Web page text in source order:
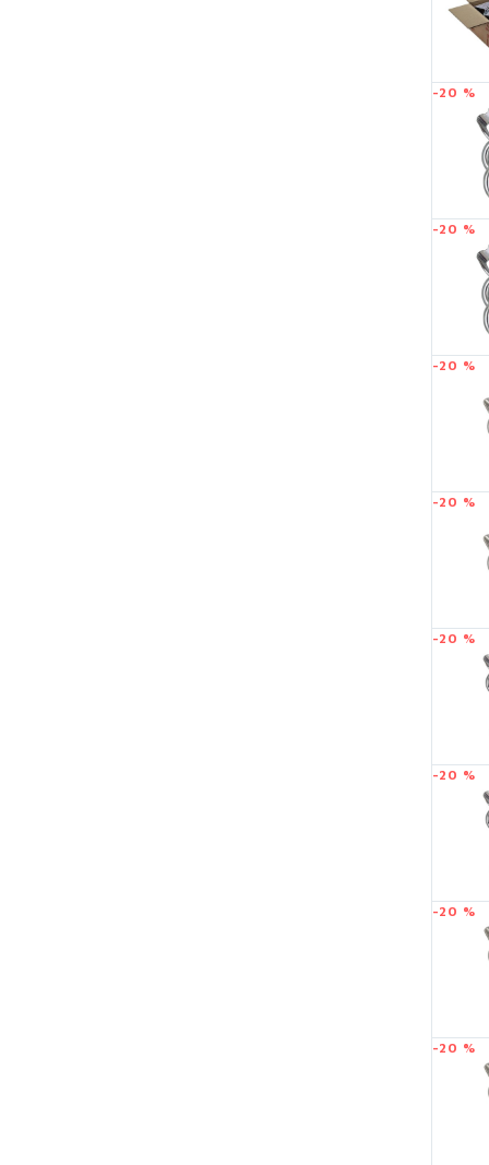
-20 %
-20 %
-20 %
-20 %
-20 %
-20 %
-20 %
-20 %